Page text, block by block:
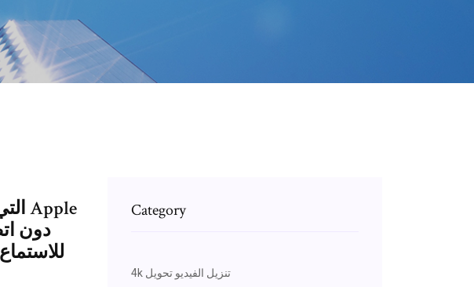
دون
Category
4k تنزيل الفيديو تحويل